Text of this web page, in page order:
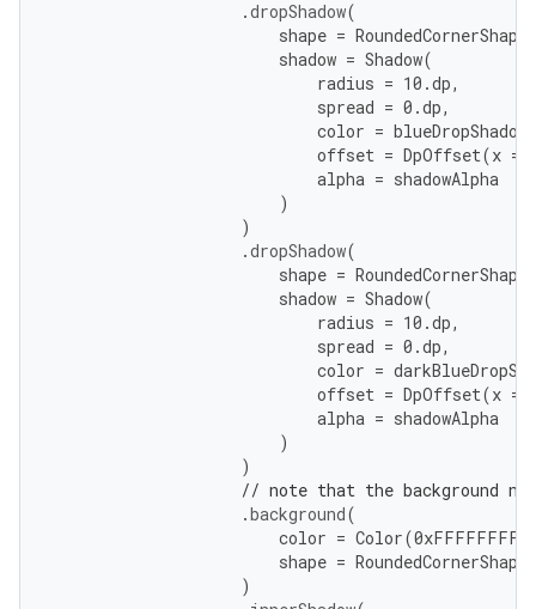
.dropShadow(
shape = RoundedCornerShape
shadow = Shadow(
radius = 10.dp,
spread = 0.dp,
color = blueDropShadow
offset = DpOffset(x =
alpha = shadowAlpha
)
)
.dropShadow(
shape = RoundedCornerShape
shadow = Shadow(
radius = 10.dp,
spread = 0.dp,
color =
offset = DpOffset(x =
alpha = shadowAlpha
)
)
// note that the background
.background(
color = Color(0xFFFFFFFF
shape = RoundedCornerShape
)